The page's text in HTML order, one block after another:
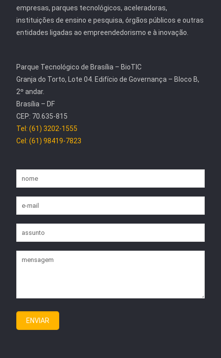
empresas, parques tecnológicos, aceleradoras,
instituições de ensino e pesquisa, órgãos públicos e outras
entidades ligadas ao empreendedorismo e à inovação.
Parque Tecnológico de Brasília – BioTIC
Granja do Torto, Lote 04. Edifício de Governança – Bloco B,
2º andar.
Brasília – DF
CEP: 70.635-815
Tel: (61) 3202-1555
Cel: (61) 98419-7823